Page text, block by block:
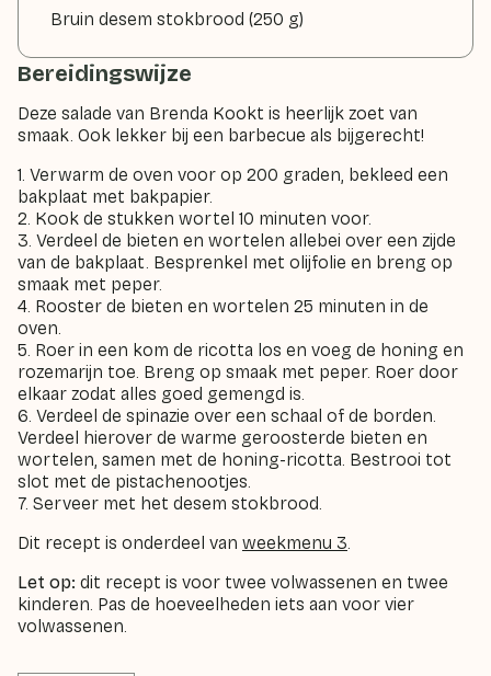
Bruin desem stokbrood (250 g)
Bereidingswijze
Deze salade van Brenda Kookt is heerlijk zoet van
smaak. Ook lekker bij een barbecue als bijgerecht!
1. Verwarm de oven voor op 200 graden, bekleed een
bakplaat met bakpapier.
2. Kook de stukken wortel 10 minuten voor.
3. Verdeel de bieten en wortelen allebei over een zijde
van de bakplaat. Besprenkel met olijfolie en breng op
smaak met peper.
4. Rooster de bieten en wortelen 25 minuten in de
oven.
5. Roer in een kom de ricotta los en voeg de honing en
rozemarijn toe. Breng op smaak met peper. Roer door
elkaar zodat alles goed gemengd is.
6. Verdeel de spinazie over een schaal of de borden.
Verdeel hierover de warme geroosterde bieten en
wortelen, samen met de honing-ricotta. Bestrooi tot
slot met de pistachenootjes.
7. Serveer met het desem stokbrood.
Dit recept is onderdeel van weekmenu 3.
Let op: dit recept is voor twee volwassenen en twee
kinderen. Pas de hoeveelheden iets aan voor vier
volwassenen.